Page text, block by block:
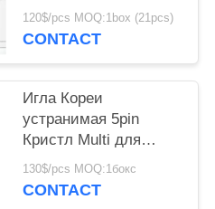
впрыски оружия Ez
Meso
120$/pcs MOQ:1box (21pcs)
CONTACT
Игла Кореи
устранимая 5pin
Кристл Multi для
шприца оружия Ez
Mesotherapy
130$/pcs MOQ:1бокс
CONTACT